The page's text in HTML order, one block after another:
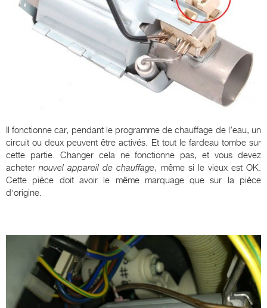
Il fonctionne car, pendant le programme de chauffage de l’eau, un
circuit ou deux peuvent être activés. Et tout le fardeau tombe sur
cette partie. Changer cela ne fonctionne pas, et vous devez
acheternouvel appareil de chauffage, même si le vieux est OK.
Cette pièce doit avoir le même marquage que sur la pièce
d'origine.